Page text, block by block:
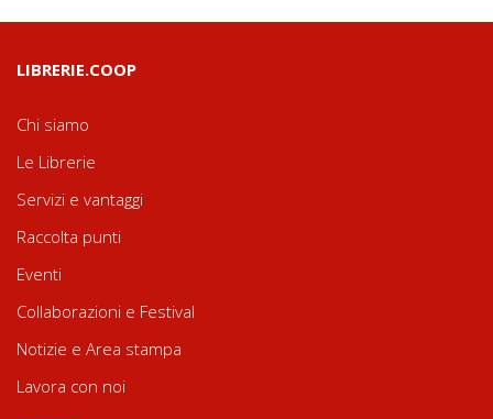
LIBRERIE.COOP
Chi siamo
Le Librerie
Servizi e vantaggi
Raccolta punti
Eventi
Collaborazioni e Festival
Notizie e Area stampa
Lavora con noi